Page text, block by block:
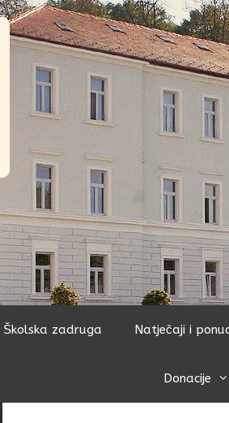
Školska zadruga Natječaji i
Donacije